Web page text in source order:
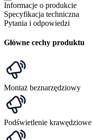
Informacje o produkcie
Specyfikacja techniczna
Pytania i odpowiedzi
Główne cechy produktu
Montaż beznarzędziowy
Podświetlenie krawędziowe